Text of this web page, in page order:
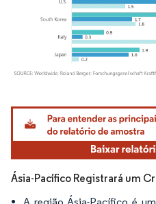
Imagem © Mordor Intelligence. O
Ásia-Pacífico Registrará um